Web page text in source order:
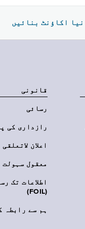
نیا اکاؤنٹ بنائیں
قانونی
رسائی
رازداری کی
اعلان لاتعلقی
معقول سہولت
اطلاعات تک
(FOIL)
ہم سے رابطہ